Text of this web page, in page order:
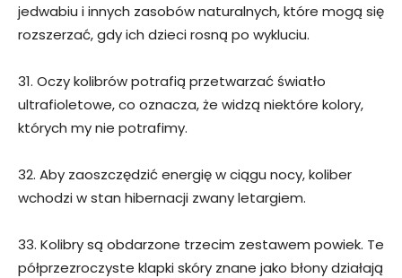
jedwabiu i innych zasobów naturalnych, które mogą się
rozszerzać, gdy ich dzieci rosną po wykluciu.
31. Oczy kolibrów potrafią przetwarzać światło
ultrafioletowe, co oznacza, że widzą niektóre kolory,
których my nie potrafimy.
32. Aby zaoszczędzić energię w ciągu nocy, koliber
wchodzi w stan hibernacji zwany letargiem.
33. Kolibry są obdarzone trzecim zestawem powiek. Te
półprzezroczyste klapki skóry znane jako błony działają